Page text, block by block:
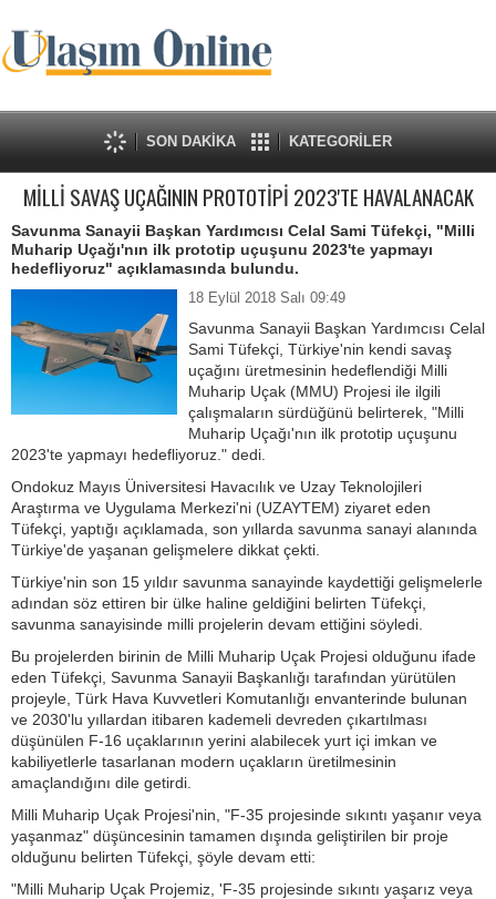
SON DAKİKA KATEGORİLER
MİLLİ SAVAŞ UÇAĞININ PROTOTİPİ 2023'TE HAVALANACAK
Savunma Sanayii Başkan Yardımcısı Celal Sami Tüfekçi, "Milli
Muharip Uçağı'nın ilk prototip uçuşunu 2023'te yapmayı
hedefliyoruz" açıklamasında bulundu.
18 Eylül 2018 Salı 09:49
Savunma Sanayii Başkan Yardımcısı Celal
Sami Tüfekçi, Türkiye'nin kendi savaş
uçağını üretmesinin hedeflendiği Milli
Muharip Uçak (MMU) Projesi ile ilgili
çalışmaların sürdüğünü belirterek, "Milli
Muharip Uçağı'nın ilk prototip uçuşunu
2023'te yapmayı hedefliyoruz." dedi.
Ondokuz Mayıs Üniversitesi Havacılık ve Uzay Teknolojileri
Araştırma ve Uygulama Merkezi'ni (UZAYTEM) ziyaret eden
Tüfekçi, yaptığı açıklamada, son yıllarda savunma sanayi alanında
Türkiye'de yaşanan gelişmelere dikkat çekti.
Türkiye'nin son 15 yıldır savunma sanayinde kaydettiği gelişmelerle
adından söz ettiren bir ülke haline geldiğini belirten Tüfekçi,
savunma sanayisinde milli projelerin devam ettiğini söyledi.
Bu projelerden birinin de Milli Muharip Uçak Projesi olduğunu ifade
eden Tüfekçi, Savunma Sanayii Başkanlığı tarafından yürütülen
projeyle, Türk Hava Kuvvetleri Komutanlığı envanterinde bulunan
ve 2030'lu yıllardan itibaren kademeli devreden çıkartılması
düşünülen F-16 uçaklarının yerini alabilecek yurt içi imkan ve
kabiliyetlerle tasarlanan modern uçakların üretilmesinin
amaçlandığını dile getirdi.
Milli Muharip Uçak Projesi'nin, "F-35 projesinde sıkıntı yaşanır veya
yaşanmaz" düşüncesinin tamamen dışında geliştirilen bir proje
olduğunu belirten Tüfekçi, şöyle devam etti:
"Milli Muharip Uçak Projemiz, 'F-35 projesinde sıkıntı yaşarız veya